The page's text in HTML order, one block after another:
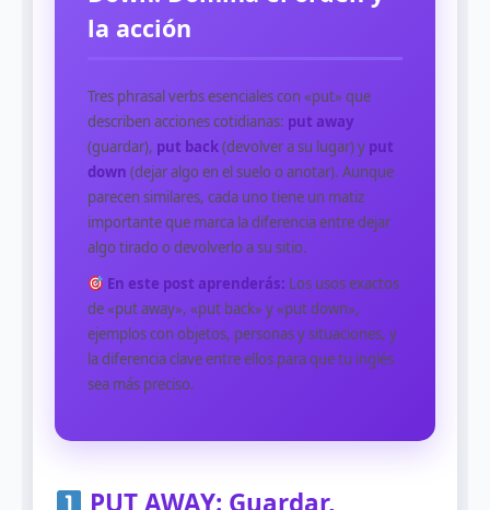
la acción
Tres phrasal verbs esenciales con «put» que
describen acciones cotidianas: put away
(guardar), put back(devolver a su lugar) y put
down (dejar algo en el suelo o anotar). Aunque
parecen similares, cada uno tiene un matiz
importante que marca la diferencia entre dejar
algo tirado o devolverlo a su sitio.
En este post aprenderás: Los usos exactos
de «put away», «put back» y «put down»,
ejemplos con objetos, personas y situaciones, y
la diferencia clave entre ellos para que tu inglés
sea más preciso.
PUT AWAY: Guardar,